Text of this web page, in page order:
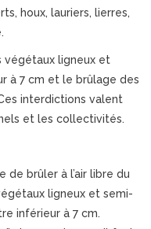
houx, lauriers, lierres,
végétaux ligneux et
à 7 cm et le brûlage des
interdictions valent
et les collectivités.
de brûler à l’air libre du
ligneux et semi-
inférieur à 7 cm.